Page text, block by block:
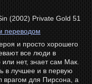
(2002) Private Gold 51
переводом
и просто хорошего
все люди в
нет, знает сам Мак.
в лучшее и в первую
врагом для Пирсона, а